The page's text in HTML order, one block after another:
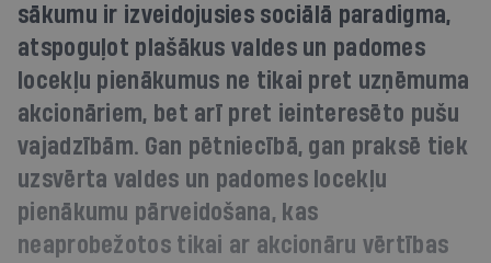
sākumu ir izveidojusies sociālā paradigma,
atspoguļot plašākus valdes un padomes
locekļu pienākumus ne tikai pret uzņēmuma
akcionāriem, bet arī pret ieinteresēto pušu
vajadzībām. Gan pētniecībā, gan praksē tiek
uzsvērta valdes un padomes locekļu
pienākumu pārveidošana, kas
neaprobežotos tikai ar akcionāru vērtības